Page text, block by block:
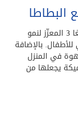
يعتبر سمك السلمون مصدراً كبيراً للأوميغا 3 المعزّز لنمو
بالإضافة
في المنزل
يجعلها من